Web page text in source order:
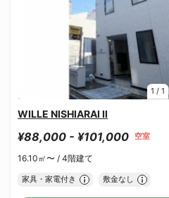
1 / 1
WILLE NISHIARAI Ⅱ
¥88,000 - ¥101,000 空室
16.10㎡〜 / 4階建て
家具・家電付き 敷金なし